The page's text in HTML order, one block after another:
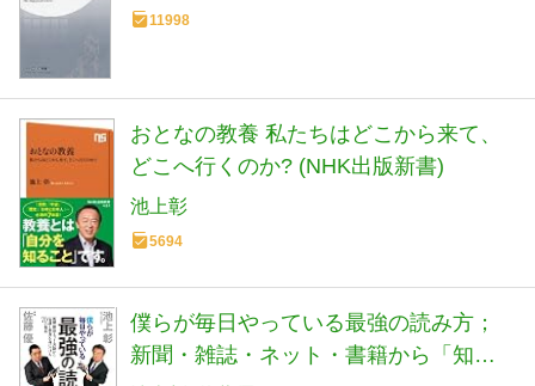
11998
おとなの教養 私たちはどこから来て、
どこへ行くのか? (NHK出版新書)
池上彰
5694
僕らが毎日やっている最強の読み方；
新聞・雑誌・ネット・書籍から「知識